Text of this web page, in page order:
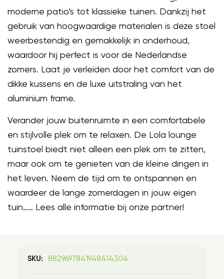
moderne patio’s tot klassieke tuinen. Dankzij het
gebruik van hoogwaardige materialen is deze stoel
weerbestendig en gemakkelijk in onderhoud,
waardoor hij perfect is voor de Nederlandse
zomers. Laat je verleiden door het comfort van de
dikke kussens en de luxe uitstraling van het
aluminium frame.
Verander jouw buitenruimte in een comfortabele
en stijlvolle plek om te relaxen. De Lola lounge
tuinstoel biedt niet alleen een plek om te zitten,
maar ook om te genieten van de kleine dingen in
het leven. Neem de tijd om te ontspannen en
waardeer de lange zomerdagen in jouw eigen
tuin…… Lees alle informatie bij onze partner!
SKU: 8829697841948414304